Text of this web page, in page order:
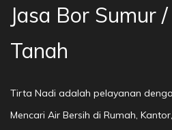
Jasa Bor Sumur
Tanah
Tirta Nadi adalah pelayanan
Mencari Air Bersih di Rumah,